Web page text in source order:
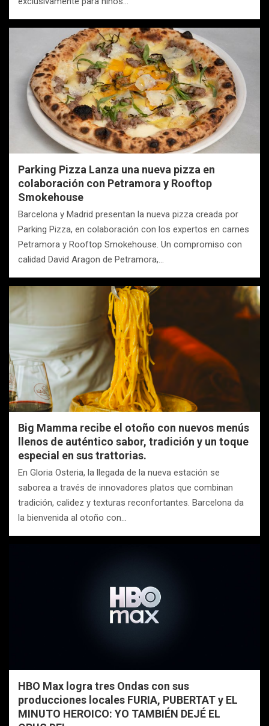
Parking Pizza Lanza una nueva pizza en
colaboración con Petramora y Rooftop
Smokehouse
Barcelona y Madrid presentan la nueva pizza creada por
Parking Pizza, en colaboración con los expertos en carnes
Petramora y Rooftop Smokehouse. Un compromiso con
calidad David Aragon de Petramora,…
Big Mamma recibe el otoño con nuevos menús
llenos de auténtico sabor, tradición y un toque
especial en sus trattorias.
En Gloria Osteria, la llegada de la nueva estación se
saborea a través de innovadores platos que combinan
tradición, calidez y texturas reconfortantes. Barcelona da
la bienvenida al otoño con…
HBO Max logra tres Ondas con sus
producciones locales FURIA, PUBERTAT y EL
MINUTO HEROICO: YO TAMBIÉN DEJÉ EL